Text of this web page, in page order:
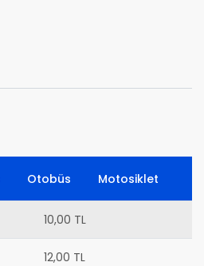
Otobüs Motosiklet
10,00 TL
12,00 TL